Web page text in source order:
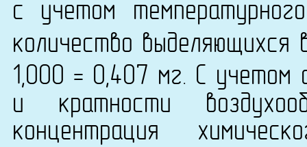
с учетом
количество
1,000 = 0,407 мг. С
и кратности
концентрация